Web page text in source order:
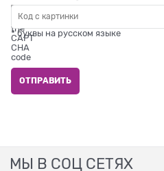
* буквы на русском языке
МЫ В СОЦ СЕТЯХ